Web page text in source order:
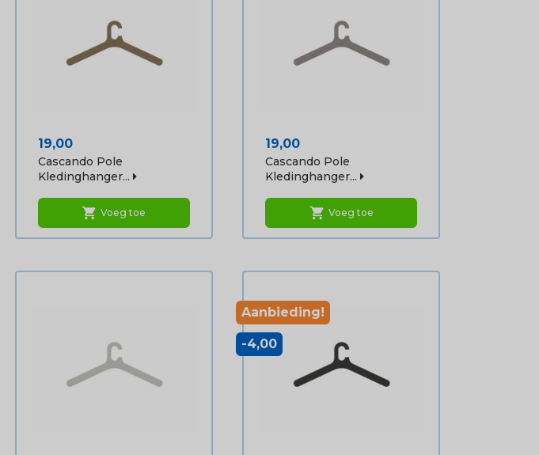
Prijs
19,00
Cascando Pole
Kledinghanger...
shopping_cart Voeg toe
Prijs
19,00
Cascando Pole
Kledinghanger...
shopping_cart Voeg toe
Aanbieding!
-4,00